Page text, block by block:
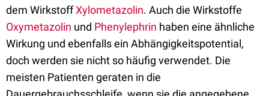
dem WirkstoffXylometazolin. Auch die Wirkstoffe
Oxymetazolin und Phenylephrin haben eine ähnliche
Wirkung und ebenfalls ein Abhängigkeitspotential,
doch werden sie nicht so häufig verwendet. Die
meisten Patienten geraten in die